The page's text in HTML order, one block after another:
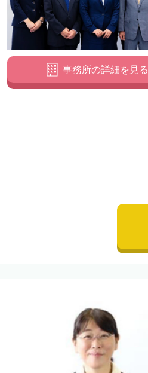
事務所の詳細を見る